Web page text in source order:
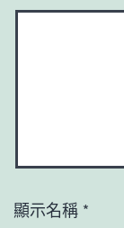
顯示名稱 *